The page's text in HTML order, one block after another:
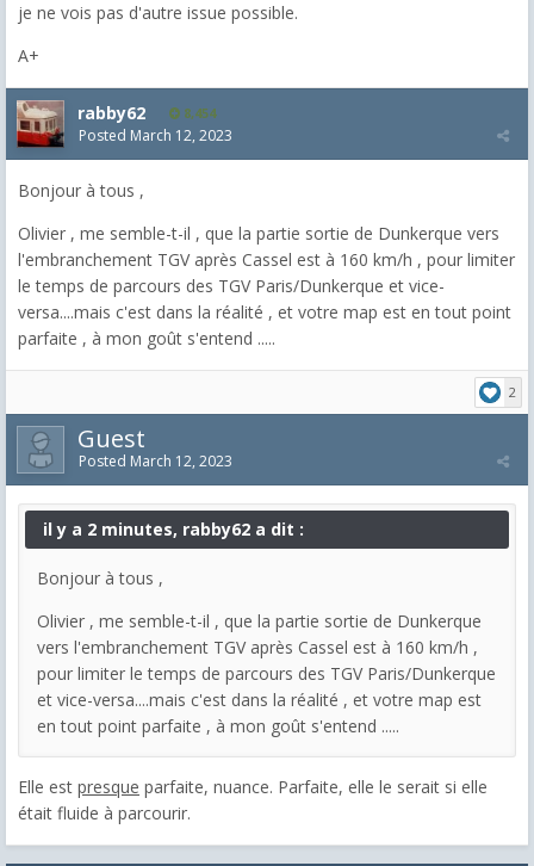
je ne vois pas d'autre issue possible.
A+
rabby62 8,454
Posted March 12, 2023
Bonjour à tous ,
Olivier , me semble-t-il , que la partie sortie de Dunkerque vers
l'embranchement TGV après Cassel est à 160 km/h , pour limiter
le temps de parcours des TGV Paris/Dunkerque et vice-
versa....mais c'est dans la réalité , et votre map est en tout point
parfaite , à mon goût s'entend .....
2
Guest
Posted March 12, 2023
il y a 2 minutes, rabby62 a dit :
Bonjour à tous ,
Olivier , me semble-t-il , que la partie sortie de Dunkerque
vers l'embranchement TGV après Cassel est à 160 km/h ,
pour limiter le temps de parcours des TGV Paris/Dunkerque
et vice-versa....mais c'est dans la réalité , et votre map est
en tout point parfaite , à mon goût s'entend .....
Elle est presque parfaite, nuance. Parfaite, elle le serait si elle
était fluide à parcourir.